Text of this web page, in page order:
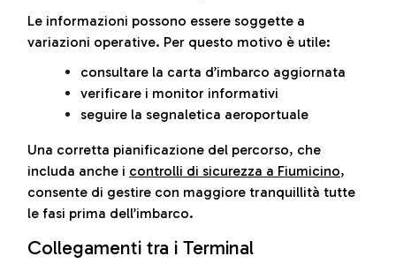
Le informazioni possono essere soggette a
variazioni operative. Per questo motivo è utile:
consultare la carta d’imbarco aggiornata
verificare i monitor informativi
seguire la segnaletica aeroportuale
Una corretta pianificazione del percorso, che
includa anche i controlli di sicurezza a Fiumicino,
consente di gestire con maggiore tranquillità tutte
le fasi prima dell’imbarco.
Collegamenti tra i Terminal